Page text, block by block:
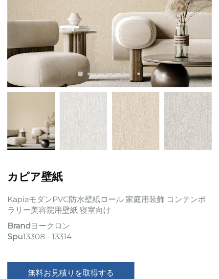
カピア壁紙
KapiaモダンPVC防水壁紙ロール 家庭用装飾 コンテンポ
ラリー美容院用壁紙 寝室向け
Brand ヨークロン
Spu13308 - 13314
無料お見積りを取得する